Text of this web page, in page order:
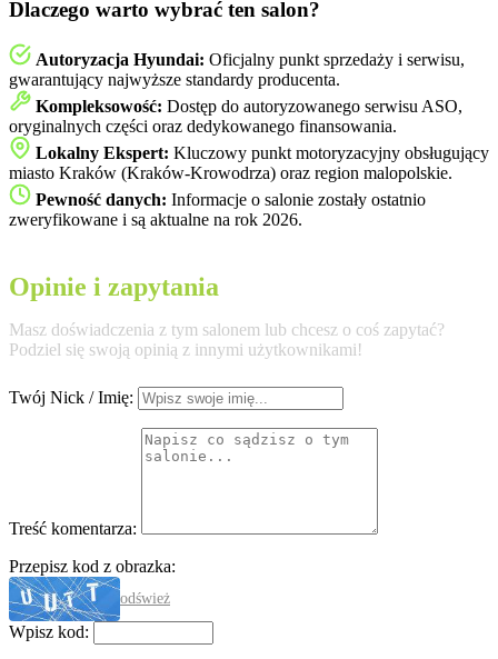
Dlaczego warto wybrać ten salon?
Autoryzacja Hyundai: Oficjalny punkt sprzedaży i serwisu,
gwarantujący najwyższe standardy producenta.
Kompleksowość: Dostęp do autoryzowanego serwisu ASO,
oryginalnych części oraz dedykowanego finansowania.
Lokalny Ekspert: Kluczowy punkt motoryzacyjny obsługujący
miasto Kraków (Kraków-Krowodrza) oraz region malopolskie.
Pewność danych: Informacje o salonie zostały ostatnio
zweryfikowane i są aktualne na rok 2026.
Opinie i zapytania
Masz doświadczenia z tym salonem lub chcesz o coś zapytać?
Podziel się swoją opinią z innymi użytkownikami!
Twój Nick / Imię:
Treść komentarza:
Przepisz kod z obrazka:
odśwież
Wpisz kod: